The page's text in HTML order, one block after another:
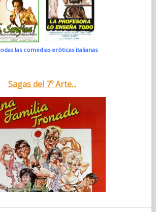
las comedias eróticas italianas
Sagas del 7º Arte...